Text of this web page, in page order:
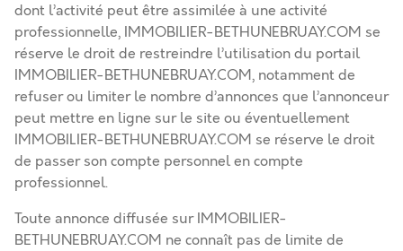
dont l’activité peut être assimilée à une activité
professionnelle, IMMOBILIER-BETHUNEBRUAY.COM se
réserve le droit de restreindre l’utilisation du portail
IMMOBILIER-BETHUNEBRUAY.COM, notamment de
refuser ou limiter le nombre d’annonces que l’annonceur
peut mettre en ligne sur le site ou éventuellement
IMMOBILIER-BETHUNEBRUAY.COM se réserve le droit
de passer son compte personnel en compte
professionnel.
Toute annonce diffusée sur IMMOBILIER-
BETHUNEBRUAY.COM ne connaît pas de limite de